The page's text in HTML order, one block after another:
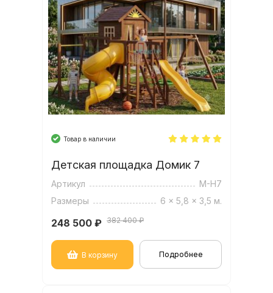
Товар в наличии
Детская площадка Домик 7
Артикул
M-H7
Размеры
6 x 5,8 x 3,5 м.
248 500 ₽ 382 400 ₽
В корзину Подробнее